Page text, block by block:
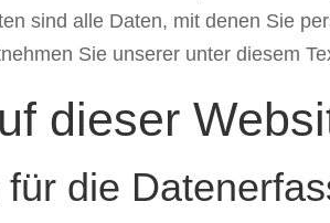
sind alle Daten, mit denen Sie
Sie unserer unter diesem
dieser
die